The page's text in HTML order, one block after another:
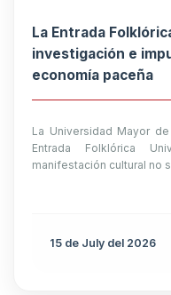
La Entrada
investigación e
economía paceña
La Universidad Mayor de
Entrada Folklórica
manifestación cultural no
15 de July del 2026